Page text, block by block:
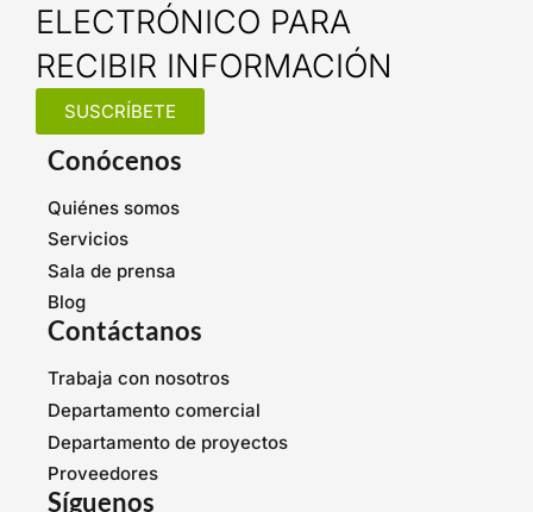
ELECTRÓNICO PARA
RECIBIR INFORMACIÓN
SUSCRÍBETE
Conócenos
Quiénes somos
Servicios
Sala de prensa
Blog
Contáctanos
Trabaja con nosotros
Departamento comercial
Departamento de proyectos
Proveedores
Síguenos